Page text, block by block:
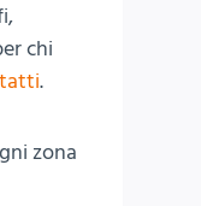
chi
.
zona